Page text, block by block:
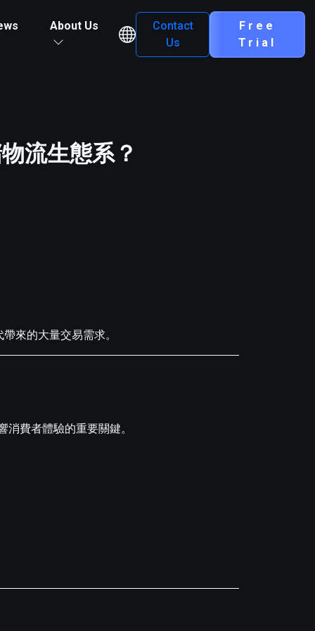
About Us
Contact
Us
Free
Trial
流生態系？
來的大量交易需求。
費者體驗的重要關鍵。